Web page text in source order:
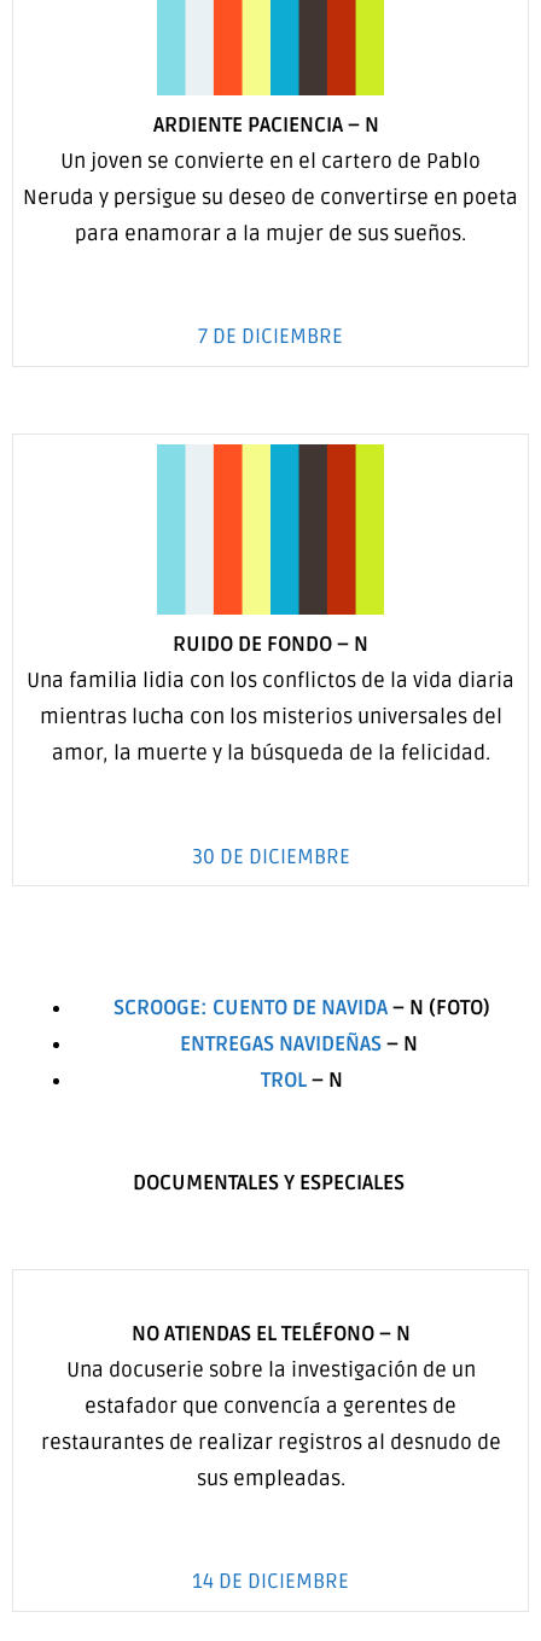
ARDIENTE PACIENCIA–N
Un joven se convierte en el cartero de Pablo
Neruda y persigue su deseo de convertirse en poeta
para enamorar a la mujer de sus sueños.
7 DE DICIEMBRE
RUIDO DE FONDO – N
Una familia lidia con los conflictos de la vida diaria
mientras lucha con los misterios universales del
amor, la muerte y la búsqueda de la felicidad.
30 DE DICIEMBRE
SCROOGE: CUENTO DE NAVIDA –N (FOTO)
ENTREGAS NAVIDEÑAS– N
TROL–N
DOCUMENTALES Y ESPECIALES
NO ATIENDAS EL TELÉFONO –N
Una docuserie sobre la investigación de un
estafador que convencía a gerentes de
restaurantes de realizar registros al desnudo de
sus empleadas.
14 DE DICIEMBRE